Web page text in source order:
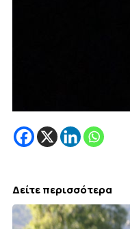
Δείτε περισσότερα